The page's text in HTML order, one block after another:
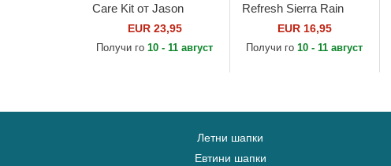
Care Kit от Jason
EUR 23,95
Получи го10 - 11 август
Refresh Sierra Rain
177ml / 6oz от Jason
Markk
EUR 16,95
Получи го10 - 11 август
Летни шапки
Евтини шапки